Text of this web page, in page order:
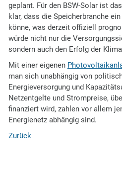
geplant. Für den BSW-Solar ist
klar, dass die Speicherbranche
könne, was derzeit offiziell
würde nicht nur die
sondern auch den Erfolg der
Mit einer eigenen
man sich unabhängig von
Energieversorgung und
Netzentgelte und Strompreise,
finanziert wird, zahlen vor allem
Energienetz abhängig sind.
Zurück